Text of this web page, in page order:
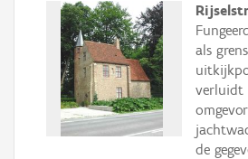
als
verluidt
de